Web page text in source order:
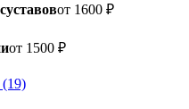
от 1600 ₽
от 1500 ₽